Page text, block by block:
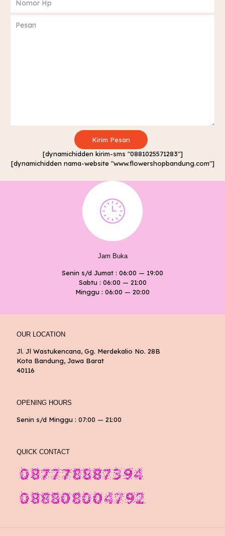
[dynamichidden kirim-sms "0881025571283"]
[dynamichidden nama-website "www.flowershopbandung.com"]
Jam Buka
Senin s/d Jumat : 06:00 — 19:00
Sabtu : 06:00 — 21:00
Minggu : 06:00 — 20:00
OUR LOCATION
Jl. Jl Wastukencana, Gg. Merdekalio No. 28B
Kota Bandung, Jawa Barat
40116
OPENING HOURS
Senin s/d Minggu : 07:00 — 21:00
QUICK CONTACT